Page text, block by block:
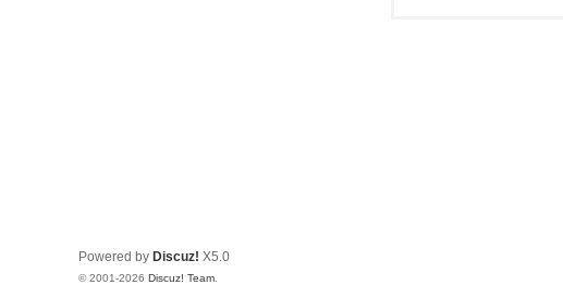
Powered by Discuz! X5.0
© 2001-2026 Discuz! Team